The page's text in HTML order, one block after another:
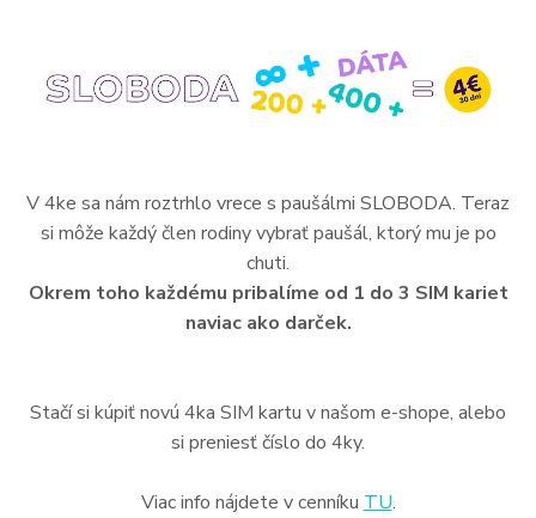
V 4ke sa nám roztrhlo vrece s paušálmi SLOBODA. Teraz
si môže každý člen rodiny vybrať paušál, ktorý mu je po
chuti.
Okrem toho každému pribalíme od 1 do 3 SIM kariet
naviac ako darček.
Stačí si kúpiť novú 4ka SIM kartu v našom e-shope, alebo
si preniesť číslo do 4ky.
Viac info nájdete v cenníku TU.